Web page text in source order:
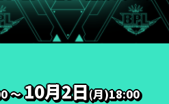
～10月2日(月)18:00